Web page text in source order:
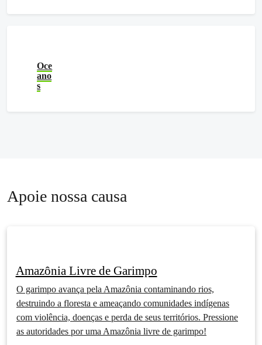
Oce
ano
s
Apoie nossa causa
Amazônia Livre de Garimpo
O garimpo avança pela Amazônia contaminando rios,
destruindo a floresta e ameaçando comunidades indígenas
com violência, doenças e perda de seus territórios. Pressione
as autoridades por uma Amazônia livre de garimpo!